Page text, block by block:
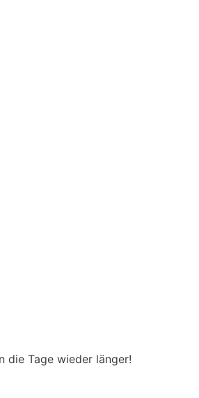
die Tage wieder länger!